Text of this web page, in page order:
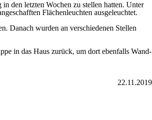
den letzten Wochen zu stellen hatten. Unter
Flächenleuchten ausgeleuchtet.
Danach wurden an verschiedenen Stellen
in das Haus zurück, um dort ebenfalls Wand-
22.11.2019